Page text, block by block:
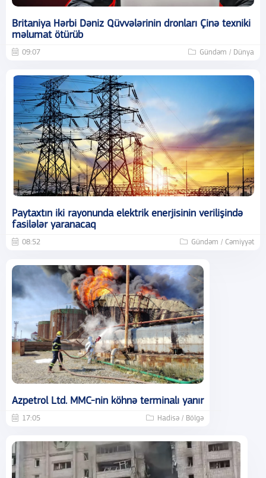
Britaniya Hərbi Dəniz Qüvvələrinin dronları Çinə texniki
məlumat ötürüb
09:07 Gündəm / Dünya
Paytaxtın iki rayonunda elektrik enerjisinin verilişində
fasilələr yaranacaq
08:52 Gündəm / Cəmiyyət
Azpetrol Ltd. MMC-nin köhnə terminalı yanır
17:05 Hadisə / Bölgə